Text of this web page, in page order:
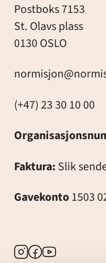
Postboks 7153
St. Olavs plass
0130 OSLO
(+47) 23 30 10 00
Faktura: Slik
Gavekonto1503
Instagram
Facebook
Youtube